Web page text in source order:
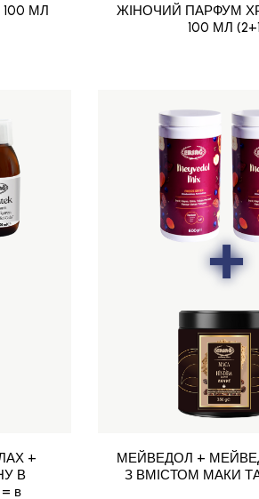
МЛ
ЖІНОЧИЙ ПАРФУМ
100 МЛ
+
В
в
МЕЙВЕДОЛ +
З ВМІСТОМ МАКИ